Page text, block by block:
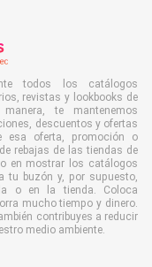
todos los catálogos
revistas y lookbooks de
te mantenemos
descuentos y ofertas
esa oferta, promoción o
rebajas de las tiendas de
en mostrar los catálogos
tu buzón y, por supuesto,
o en la tienda. Coloca
mucho tiempo y dinero.
contribuyes a reducir
medio ambiente.